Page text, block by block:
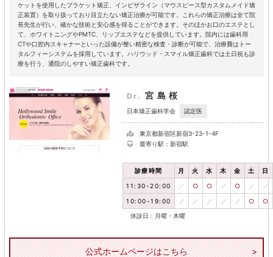
ケットを使用したブラケット矯正、インビザライン（マウスピース型カスタムメイド矯
正装置）を取り扱っており目立たない矯正治療が可能です。これらの矯正治療は全て院
長先生が行い、確かな技術と安心感を得ることができます。そのほかお口のエステとし
て、ホワイトニングやPMTC、リップエステなどを提供しています。院内には歯科用
CTや口腔内スキャナーといった設備が整い精密な検査・診断が可能で、治療費はトー
タルフィーシステムを採用しています。ハリウッド・スマイル矯正歯科では土日祝も診
療を行う、通院のしやすい矯正歯科です。
Dr. 宮島桜
日本矯正歯科学会 認定医
東京都新宿区新宿3-23-1-4F
最寄り駅：新宿駅
診療時間 月 火 水 木 金 土 日
11:30-20:00 ／ ○ ○ ／ ○ ／ ／
10:00-19:00 ／ ／ ／ ／ ／ ○ ○
休診日：月曜・木曜
公式ホームページはこちら